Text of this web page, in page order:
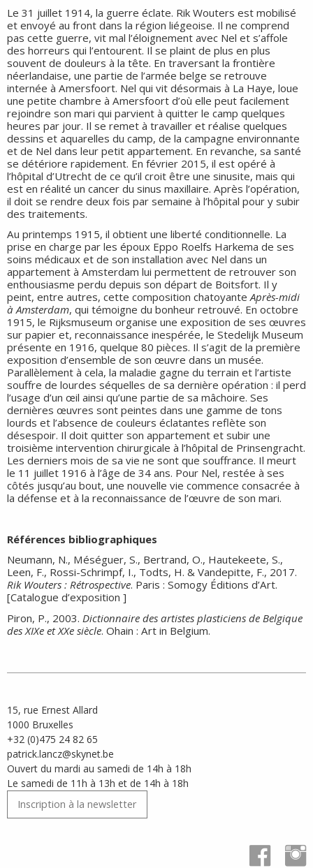
Le 31 juillet 1914, la guerre éclate. Rik Wouters est mobilisé
et envoyé au front dans la région liégeoise. Il ne comprend
pas cette guerre, vit mal l’éloignement avec Nel et s’affole
des horreurs qui l’entourent. Il se plaint de plus en plus
souvent de douleurs à la tête. En traversant la frontière
néerlandaise, une partie de l’armée belge se retrouve
internée à Amersfoort. Nel qui vit désormais à La Haye, loue
une petite chambre à Amersfoort d’où elle peut facilement
rejoindre son mari qui parvient à quitter le camp quelques
heures par jour. Il se remet à travailler et réalise quelques
dessins et aquarelles du camp, de la campagne environnante
et de Nel dans leur petit appartement. En revanche, sa santé
se détériore rapidement. En février 2015, il est opéré à
l’hôpital d’Utrecht de ce qu’il croit être une sinusite, mais qui
est en réalité un cancer du sinus maxillaire. Après l’opération,
il doit se rendre deux fois par semaine à l’hôpital pour y subir
des traitements.
Au printemps 1915, il obtient une liberté conditionnelle. La
prise en charge par les époux Eppo Roelfs Harkema de ses
soins médicaux et de son installation avec Nel dans un
appartement à Amsterdam lui permettent de retrouver son
enthousiasme perdu depuis son départ de Boitsfort. Il y
peint, entre autres, cette composition chatoyanteAprès-midi
à Amsterdam, qui témoigne du bonheur retrouvé. En octobre
1915, le Rijksmuseum organise une exposition de ses œuvres
sur papier et, reconnaissance inespérée, le Stedelijk Museum
présente en 1916, quelque 80 pièces. Il s’agit de la première
exposition d’ensemble de son œuvre dans un musée.
Parallèlement à cela, la maladie gagne du terrain et l’artiste
souffre de lourdes séquelles de sa dernière opération : il perd
l’usage d’un œil ainsi qu’une partie de sa mâchoire. Ses
dernières œuvres sont peintes dans une gamme de tons
lourds et l’absence de couleurs éclatantes reflète son
désespoir. Il doit quitter son appartement et subir une
troisième intervention chirurgicale à l’hôpital de Prinsengracht.
Les derniers mois de sa vie ne sont que souffrance. Il meurt
le 11 juillet 1916 à l’âge de 34 ans. Pour Nel, restée à ses
côtés jusqu’au bout, une nouvelle vie commence consacrée à
la défense et à la reconnaissance de l’œuvre de son mari.
Références bibliographiques
Neumann, N., Méséguer, S., Bertrand, O., Hautekeete, S.,
Leen, F., Rossi-Schrimpf, I., Todts, H. & Vandepitte, F., 2017.
Rik Wouters : Rétrospective. Paris : Somogy Éditions d’Art.
[Catalogue d’exposition ]
Piron, P., 2003. Dictionnaire des artistes plasticiens de Belgique
des XIXe et XXe siècle. Ohain : Art in Belgium.
15, rue Ernest Allard
1000 Bruxelles
+32 (0)475 24 82 65
patrick.lancz@skynet.be
Ouvert du mardi au samedi de 14h à 18h
Le samedi de 11h à 13h et de 14h à 18h
Inscription à la newsletter